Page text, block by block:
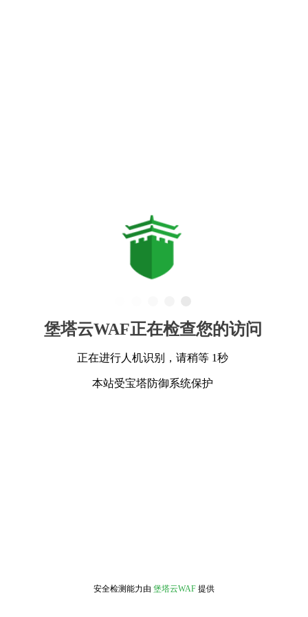
堡塔云WAF正在检查您的访问
正在进行人机识别，请稍等 1秒
本站受宝塔防御系统保护
安全检测能力由 堡塔云WAF 提供